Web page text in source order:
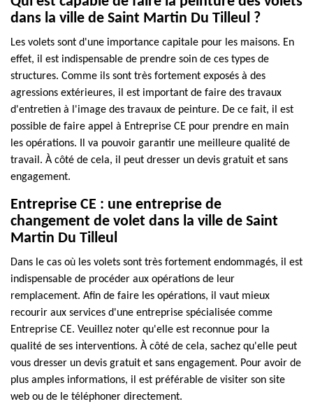
dans la ville de Saint Martin Du Tilleul ?
Les volets sont d'une importance capitale pour les maisons. En
effet, il est indispensable de prendre soin de ces types de
structures. Comme ils sont très fortement exposés à des
agressions extérieures, il est important de faire des travaux
d'entretien à l'image des travaux de peinture. De ce fait, il est
possible de faire appel à Entreprise CE pour prendre en main
les opérations. Il va pouvoir garantir une meilleure qualité de
travail. À côté de cela, il peut dresser un devis gratuit et sans
engagement.
Entreprise CE : une entreprise de
changement de volet dans la ville de Saint
Martin Du Tilleul
Dans le cas où les volets sont très fortement endommagés, il est
indispensable de procéder aux opérations de leur
remplacement. Afin de faire les opérations, il vaut mieux
recourir aux services d'une entreprise spécialisée comme
Entreprise CE. Veuillez noter qu'elle est reconnue pour la
qualité de ses interventions. À côté de cela, sachez qu'elle peut
vous dresser un devis gratuit et sans engagement. Pour avoir de
plus amples informations, il est préférable de visiter son site
web ou de le téléphoner directement.